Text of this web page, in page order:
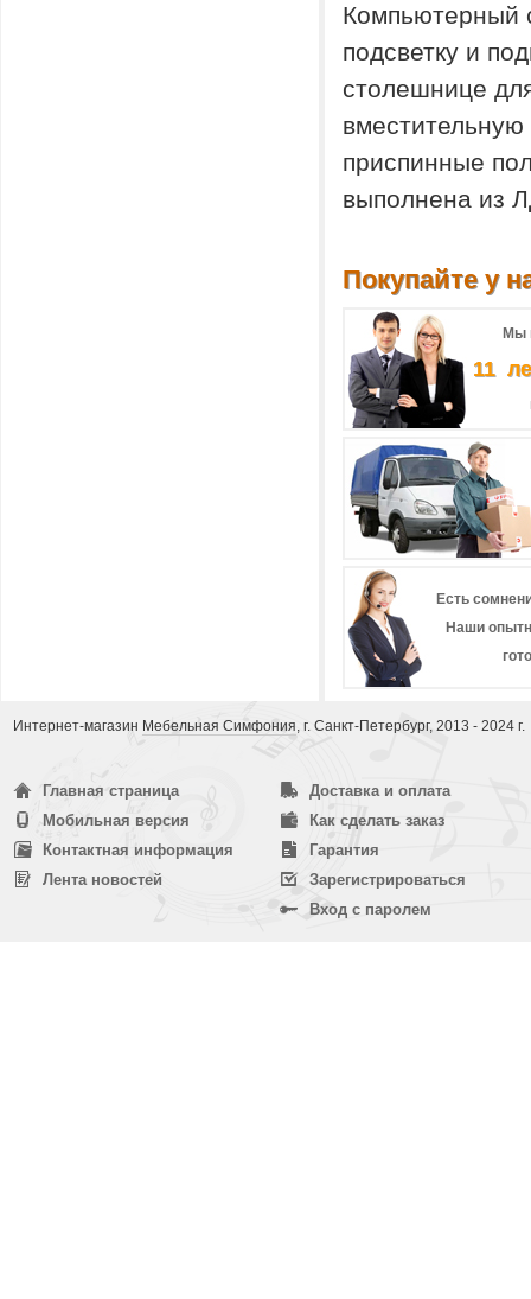
Компьютерный
подсветку и
столешнице
приспинные
выполнена из
Покупайте у
Мы
11
Есть
Наши
Интернет-магазин Мебельная Симфония, г. Санкт-Петербург, 2013 - 2024 г.
Главная страница
Мобильная версия
Контактная информация
Лента новостей
Доставка и оплата
Как сделать заказ
Гарантия
Зарегистрироваться
Вход с паролем